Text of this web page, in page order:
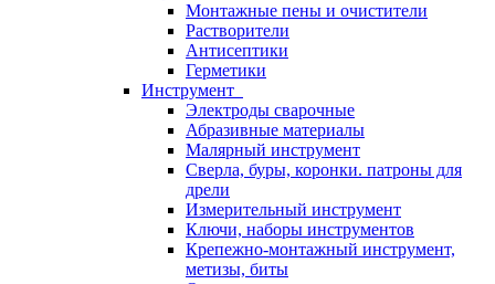
Монтажные пены и очистители
Растворители
Антисептики
Герметики
Инструмент
Электроды сварочные
Абразивные материалы
Малярный инструмент
Сверла, буры, коронки. патроны для
дрели
Измерительный инструмент
Ключи, наборы инструментов
Крепежно-монтажный инструмент,
метизы, биты